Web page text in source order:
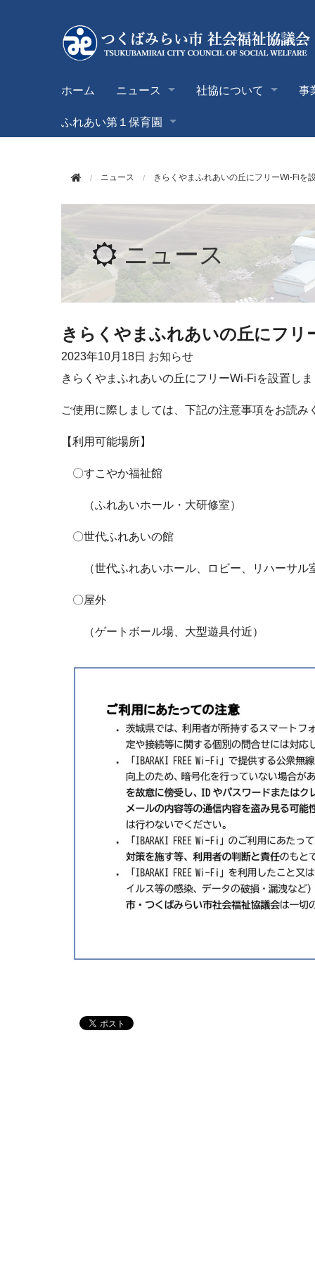
ホーム ニュース 社協について
事
ふれあい第１保育園
ニュース きらくやまふれあいの丘にフリーWi-Fiを
ニュース
きらくやまふれあいの丘にフリ
2023年10月18日 お知らせ
きらくやまふれあいの丘にフリーWi-Fiを設置し
ご使用に際しましては、下記の注意事項をお読み
【利用可能場所】
〇すこやか福祉館
（ふれあいホール・大研修室）
〇世代ふれあいの館
（世代ふれあいホール、ロビー、リハーサル
〇屋外
（ゲートボール場、大型遊具付近）